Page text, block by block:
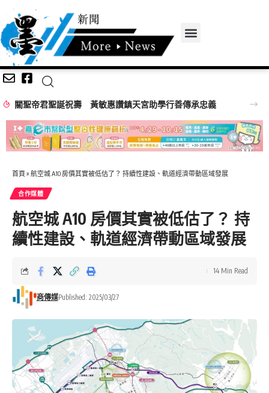
關聖帝君聖誕祝壽 黃敏惠讚鎮天宮助學行善傳承忠義
首頁 » 航空城 A10 房價其實被低估了？ 持續性建設、軌道經濟帶動區域發展
合作媒體
航空城 A10 房價其實被低估了？ 持
續性建設、軌道經濟帶動區域發展
商傳媒Published: 2025/03/27
14 Min Read